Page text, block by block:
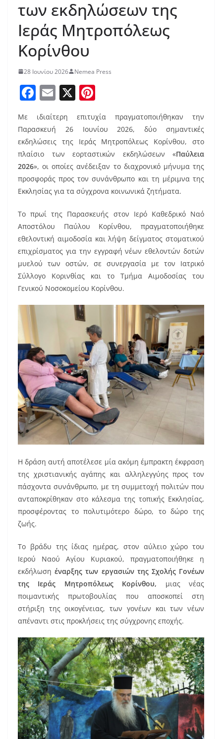
των εκδηλώσεων της
Ιεράς Μητροπόλεως
Κορίνθου
28 Ιουνίου 2026 Nemea Press
F
a
c
e
b
o
o
E
ai
l
X
nt
er
e
st
Με ιδιαίτερη επιτυχία πραγματοποιήθηκαν την
Παρασκευή 26 Ιουνίου 2026, δύο σημαντικές
εκδηλώσεις της Ιεράς Μητροπόλεως Κορίνθου, στο
πλαίσιο των εορταστικών εκδηλώσεων «Παύλεια
2026», οι οποίες ανέδειξαν το διαχρονικό μήνυμα της
προσφοράς προς τον συνάνθρωπο και τη μέριμνα της
Εκκλησίας για τα σύγχρονα κοινωνικά ζητήματα.
Το πρωί της Παρασκευής στον Ιερό Καθεδρικό Ναό
Αποστόλου Παύλου Κορίνθου, πραγματοποιήθηκε
εθελοντική αιμοδοσία και λήψη δείγματος στοματικού
επιχρίσματος για την εγγραφή νέων εθελοντών δοτών
μυελού των οστών, σε συνεργασία με τον Ιατρικό
Σύλλογο Κορινθίας και το Τμήμα Αιμοδοσίας του
Γενικού Νοσοκομείου Κορίνθου.
Η δράση αυτή αποτέλεσε μία ακόμη έμπρακτη έκφραση
της χριστιανικής αγάπης και αλληλεγγύης προς τον
πάσχοντα συνάνθρωπο, με τη συμμετοχή πολιτών που
ανταποκρίθηκαν στο κάλεσμα της τοπικής Εκκλησίας,
προσφέροντας το πολυτιμότερο δώρο, το δώρο της
ζωής.
Το βράδυ της ίδιας ημέρας, στον αύλειο χώρο του
Ιερού Ναού Αγίου Κυριακού, πραγματοποιήθηκε η
εκδήλωσηέναρξης των εργασιών της Σχολής Γονέων
της Ιεράς Μητροπόλεως Κορίνθου, μιας νέας
ποιμαντικής πρωτοβουλίας που αποσκοπεί στη
στήριξη της οικογένειας, των γονέων και των νέων
απέναντι στις προκλήσεις της σύγχρονης εποχής.